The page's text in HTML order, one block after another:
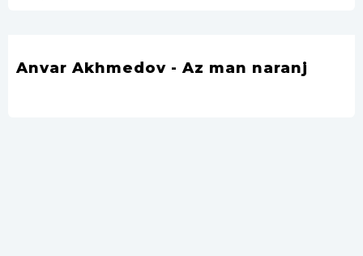
Anvar Akhmedov - Az man naranj